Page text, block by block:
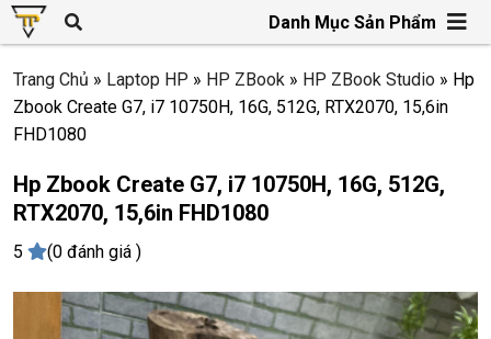
Danh Mục Sản Phẩm
Trang Chủ » Laptop HP » HP ZBook » HP ZBook Studio » Hp
Zbook Create G7, i7 10750H, 16G, 512G, RTX2070, 15,6in
FHD1080
Hp Zbook Create G7, i7 10750H, 16G, 512G,
RTX2070, 15,6in FHD1080
5 (0 đánh giá )